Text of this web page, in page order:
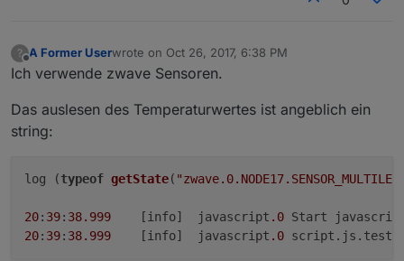
? A Former Userwrote on Oct 26, 2017, 6:38 PM
last edited by
Ich verwende zwave Sensoren.
Das auslesen des Temperaturwertes ist angeblich ein
string:
log (typeof getState(
20: 39: 38.999
	[info]	javascript
.0
20: 39: 38.999
	[info]	javascript
.0